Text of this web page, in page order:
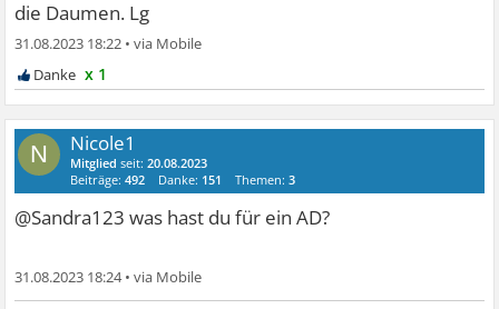
die Daumen. Lg
31.08.2023 18:22 •
x 1
N Nicole1
Mitglied seit:20.08.2023
Beiträge:492 Danke: 151 Themen:3
@Sandra123 was hast du für ein AD?
31.08.2023 18:24•